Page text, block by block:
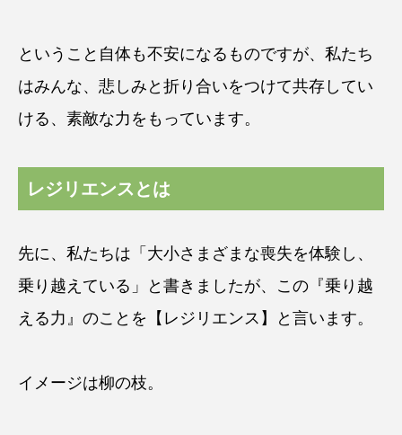
ということ自体も不安になるものですが、私たち
はみんな、悲しみと折り合いをつけて共存してい
ける、素敵な力をもっています。
レジリエンスとは
先に、私たちは「大小さまざまな喪失を体験し、
乗り越えている」と書きましたが、この『乗り越
える力』のことを【レジリエンス】と言います。
イメージは柳の枝。